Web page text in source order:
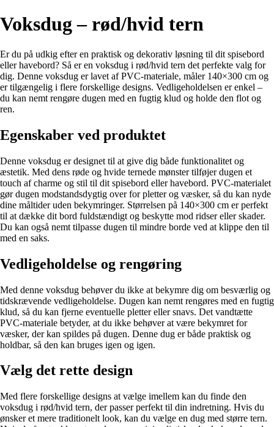
Voksdug – rød/hvid tern
Er du på udkig efter en praktisk og dekorativ løsning til dit spisebord
eller havebord? Så er en voksdug i rød/hvid tern det perfekte valg for
dig. Denne voksdug er lavet af PVC-materiale, måler 140×300 cm og
er tilgængelig i flere forskellige designs. Vedligeholdelsen er enkel –
du kan nemt rengøre dugen med en fugtig klud og holde den flot og
ren.
Egenskaber ved produktet
Denne voksdug er designet til at give dig både funktionalitet og
æstetik. Med dens røde og hvide ternede mønster tilføjer dugen et
touch af charme og stil til dit spisebord eller havebord. PVC-materialet
gør dugen modstandsdygtig over for pletter og væsker, så du kan nyde
dine måltider uden bekymringer. Størrelsen på 140×300 cm er perfekt
til at dække dit bord fuldstændigt og beskytte mod ridser eller skader.
Du kan også nemt tilpasse dugen til mindre borde ved at klippe den til
med en saks.
Vedligeholdelse og rengøring
Med denne voksdug behøver du ikke at bekymre dig om besværlig og
tidskrævende vedligeholdelse. Dugen kan nemt rengøres med en fugtig
klud, så du kan fjerne eventuelle pletter eller snavs. Det vandtætte
PVC-materiale betyder, at du ikke behøver at være bekymret for
væsker, der kan spildes på dugen. Denne dug er både praktisk og
holdbar, så den kan bruges igen og igen.
Vælg det rette design
Med flere forskellige designs at vælge imellem kan du finde den
voksdug i rød/hvid tern, der passer perfekt til din indretning. Hvis du
ønsker et mere traditionelt look, kan du vælge en dug med større tern.